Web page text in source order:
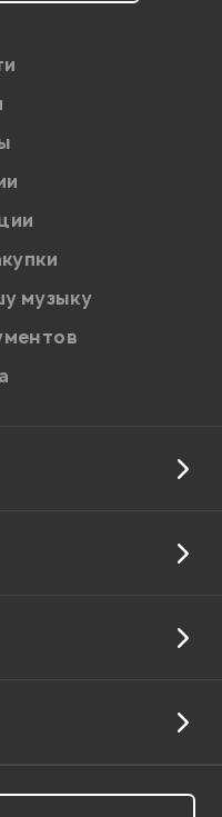
персональных данных в
обработки
музыку